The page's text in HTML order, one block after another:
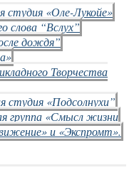
студия «Оле-Лукойе»
слова “Вслух”
дождя”
Творчества
студия «Подсолнухи”
группа «Смысл жизни
и «Экспромт».